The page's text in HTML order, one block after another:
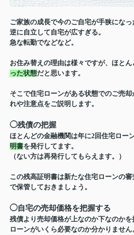
ご家族の成長で今のご自宅が手狭になっ
逆に自立して自宅が広すぎる。
急な転勤でなどなど。
お住み替えの理由は様々ですが、ほとん
った状態だと思います。
そこで住宅ローンがある状態でのご売却
れや注意点をご説明します。
◯残債の把握
ほとんどの金融機関は年に2回住宅ロー
明書を発行してます。
（ない方は再発行してもらえます。）
この残高証明書は新たな住宅ローンの
で保管しておきましょう。
◯自宅の売却価格を把握する
残債より売却価格が上なのか下なのか
ローンがいくら必要なのか分かりません